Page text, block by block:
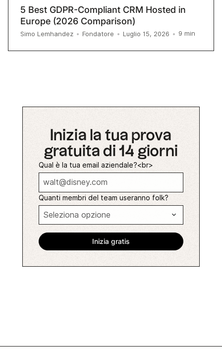
5 Best GDPR-Compliant CRM Hosted in
Europe (2026 Comparison)
Simo Lemhandez • Fondatore • Luglio 15, 2026 • 9 min
Inizia la tua prova
gratuita di 14 giorni
Qual è la tua email aziendale?<br>
Quanti membri del team useranno folk?